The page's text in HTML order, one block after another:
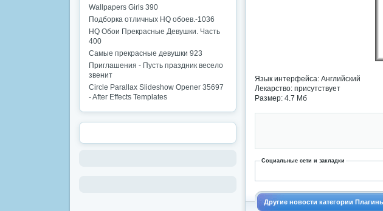
Язык интерфейса: Английский
Лекарство: присутствует
Размер: 4.7 Мб
Социальные сети и закладки
Другие новости категории
Wallpapers Girls 390
Подборка отличных HQ обоев.-1036
HQ Обои Прекрасные Девушки. Часть
400
Самые прекрасные девушки 923
Приглашения - Пусть праздник весело
звенит
Circle Parallax Slideshow Opener 35697
- After Effects Templates